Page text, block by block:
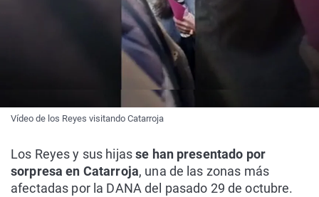
Vídeo de los Reyes visitando Catarroja
Los Reyes y sus hijasse han presentado por
sorpresa en Catarroja, una de las zonas más
afectadas por la DANA del pasado 29 de octubre.